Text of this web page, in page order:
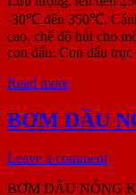
-30℃ đến 350℃.
cao, chế độ hút cho
con dấu: Con dấu
Read more
BƠM DẦU
Leave a comment
BƠM DẦU NÓNG